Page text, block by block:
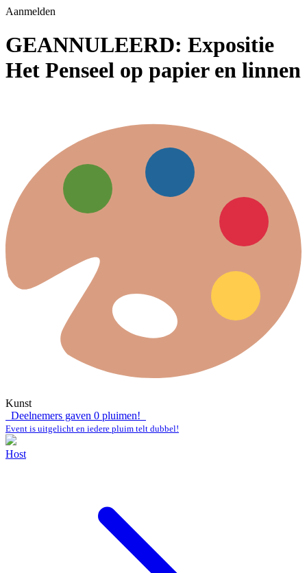
Aanmelden
GEANNULEERD: Expositie
Het Penseel op papier en linnen
Kunst
Deelnemers gaven 0 pluimen!
Event is uitgelicht en iedere pluim telt dubbel!
Host